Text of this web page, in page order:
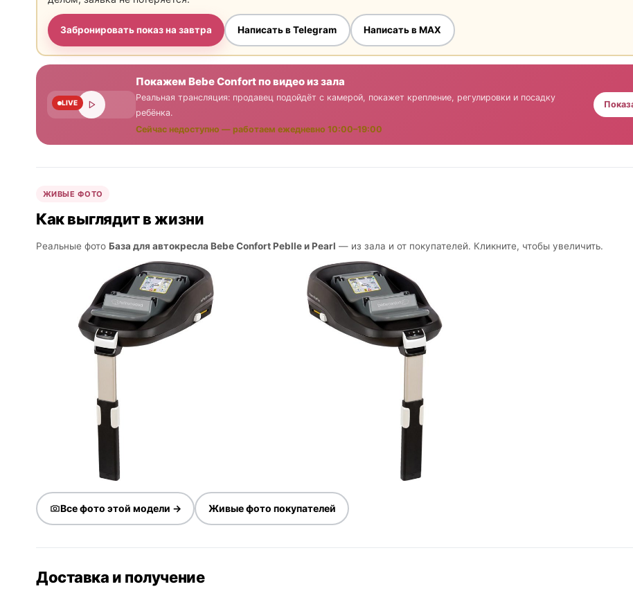
Забронировать показ на завтра Написать в Telegram Написать в MAX
LIVE
Покажем Bebe Confort по видео из зала
Реальная трансляция: продавец подойдёт с камерой, покажет крепление, регулировки и посадку
ребёнка.
Сейчас недоступно — работаем ежедневно 10:00–19:00
ЖИВЫЕ ФОТО
Как выглядит в жизни
Реальные фото База для автокресла Bebe Confort Peblle и Pearl — из зала и от покупателей. Кликните, чтобы увеличить.
Все фото этой модели → Живые фото покупателей
Доставка и получение